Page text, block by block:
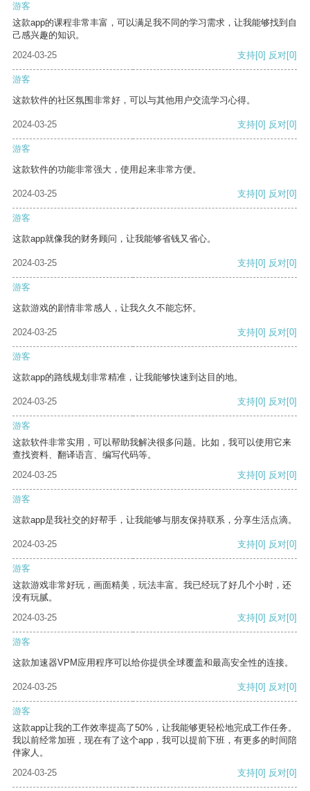
游客
这款app的课程非常丰富，可以满足我不同的学习需求，让我能够找到自
己感兴趣的知识。
2024-03-25
支持[0] 反对[0]
游客
这款软件的社区氛围非常好，可以与其他用户交流学习心得。
2024-03-25 支持[0] 反对[0]
游客
这款软件的功能非常强大，使用起来非常方便。
2024-03-25 支持[0] 反对[0]
游客
这款app就像我的财务顾问，让我能够省钱又省心。
2024-03-25 支持[0] 反对[0]
游客
这款游戏的剧情非常感人，让我久久不能忘怀。
2024-03-25 支持[0] 反对[0]
游客
这款app的路线规划非常精准，让我能够快速到达目的地。
2024-03-25 支持[0] 反对[0]
游客
这款软件非常实用，可以帮助我解决很多问题。比如，我可以使用它来
查找资料、翻译语言、编写代码等。
2024-03-25
支持[0] 反对[0]
游客
这款app是我社交的好帮手，让我能够与朋友保持联系，分享生活点滴。
2024-03-25 支持[0] 反对[0]
游客
这款游戏非常好玩，画面精美，玩法丰富。我已经玩了好几个小时，还
没有玩腻。
2024-03-25
支持[0] 反对[0]
游客
这款加速器VPM应用程序可以给你提供全球覆盖和最高安全性的连接。
2024-03-25 支持[0] 反对[0]
游客
这款app让我的工作效率提高了50%，让我能够更轻松地完成工作任务。
我以前经常加班，现在有了这个app，我可以提前下班，有更多的时间陪
伴家人。
2024-03-25
支持[0] 反对[0]